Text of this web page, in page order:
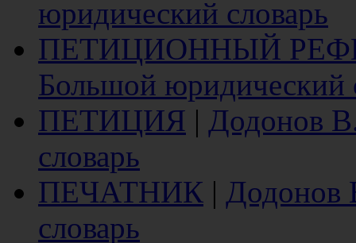
юридический словарь
ПЕТИЦИОННЫЙ
Большой юридический
ПЕТИЦИЯ | Додонов
словарь
ПЕЧАТНИК | Додонов
словарь